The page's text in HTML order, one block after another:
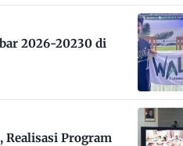
2026-20230 di
Realisasi Program